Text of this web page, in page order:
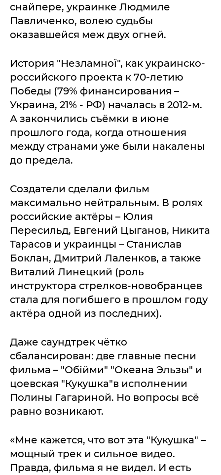
снайпере, украинке Людмиле
Павличенко, волею судьбы
оказавшейся меж двух огней.
История "Незламної", как украинско-
российского проекта к 70-летию
Победы (79% финансирования –
Украина, 21% - РФ) началась в 2012-м.
А закончились съёмки в июне
прошлого года, когда отношения
между странами уже были накалены
до предела.
Создатели сделали фильм
максимально нейтральным. В ролях
российские актёры – Юлия
Пересильд, Евгений Цыганов, Никита
Тарасов и украинцы – Станислав
Боклан, Дмитрий Лаленков, а также
Виталий Линецкий (роль
инструктора стрелков-новобранцев
стала для погибшего в прошлом году
актёра одной из последних).
Даже саундтрек чётко
сбалансирован: две главные песни
фильма – "Обійми" "Океана Эльзы" и
цоевская "Кукушка"в исполнении
Полины Гагариной. Но вопросы всё
равно возникают.
«Мне кажется, что вот эта "Кукушка" –
мощный трек и сильное видео.
Правда, фильма я не видел. И есть